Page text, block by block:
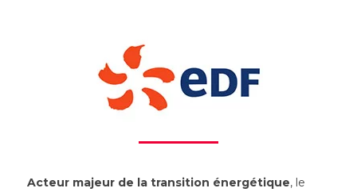
Acteur majeur de la transition énergétique, le